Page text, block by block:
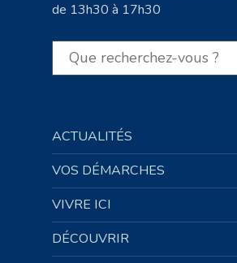
de 13h30 à 17h30
Rechercher
ACTUALITÉS
VOS DÉMARCHES
VIVRE ICI
DÉCOUVRIR